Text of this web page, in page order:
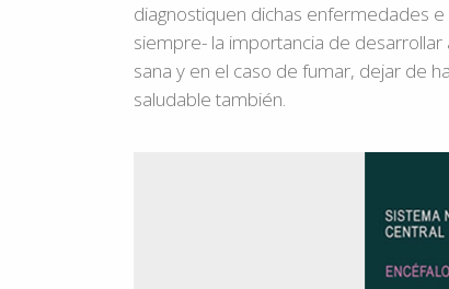
diagnostiquen dichas enfermedades
siempre- la importancia de
sana y en el caso de fumar, dejar de
saludable también.